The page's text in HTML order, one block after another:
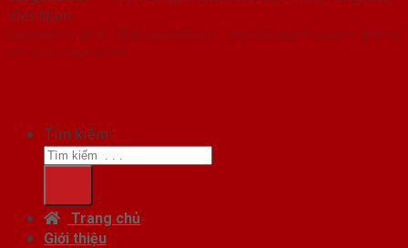
Việt Nam
Copyright ⓒ 2016 – 2026 SaigonDoor™ - www.bancuanhua.com | Đơn vị
chủ quản SaigonDoor
Tìm kiếm:
Trang chủ
Giới thiệu